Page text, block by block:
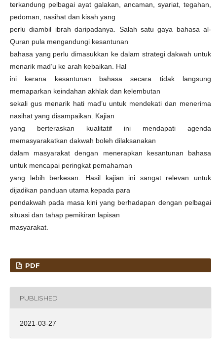
terkandung pelbagai ayat galakan, ancaman, syariat, tegahan,
pedoman, nasihat dan kisah yang
perlu diambil ibrah daripadanya. Salah satu gaya bahasa al-
Quran pula mengandungi kesantunan
bahasa yang perlu dimasukkan ke dalam strategi dakwah untuk
menarik mad’u ke arah kebaikan. Hal
ini kerana kesantunan bahasa secara tidak langsung
memaparkan keindahan akhlak dan kelembutan
sekali gus menarik hati mad’u untuk mendekati dan menerima
nasihat yang disampaikan. Kajian
yang berteraskan kualitatif ini mendapati agenda
memasyarakatkan dakwah boleh dilaksanakan
dalam masyarakat dengan menerapkan kesantunan bahasa
untuk mencapai peringkat pemahaman
yang lebih berkesan. Hasil kajian ini sangat relevan untuk
dijadikan panduan utama kepada para
pendakwah pada masa kini yang berhadapan dengan pelbagai
situasi dan tahap pemikiran lapisan
masyarakat.
PDF
PUBLISHED
2021-03-27